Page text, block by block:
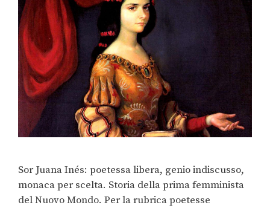
Sor Juana Inés: poetessa libera, genio indiscusso,
monaca per scelta. Storia della prima femminista
del Nuovo Mondo. Per la rubrica poetesse